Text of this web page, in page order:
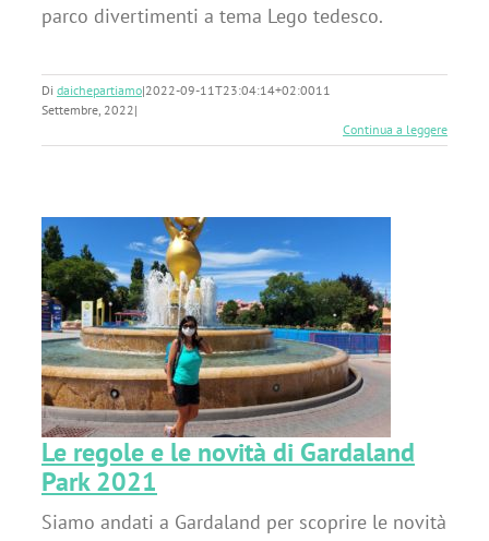
parco divertimenti a tema Lego tedesco.
Di daichepartiamo|2022-09-11T23:04:14+02:0011
Settembre, 2022|
Continua a leggere
Le regole e le novità di Gardaland
Park 2021
Siamo andati a Gardaland per scoprire le novità